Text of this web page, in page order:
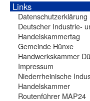
Links
Datenschutzerklärung
Deutscher Industrie-
Handelskammertag
Gemeinde Hünxe
Handwerkskammer
Impressum
Niederrheinische
Handelskammer
Routenführer MAP24